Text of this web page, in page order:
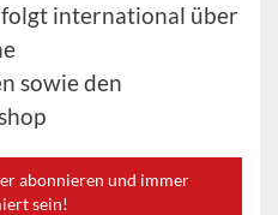
international über
sowie den
abonnieren und immer
sein!